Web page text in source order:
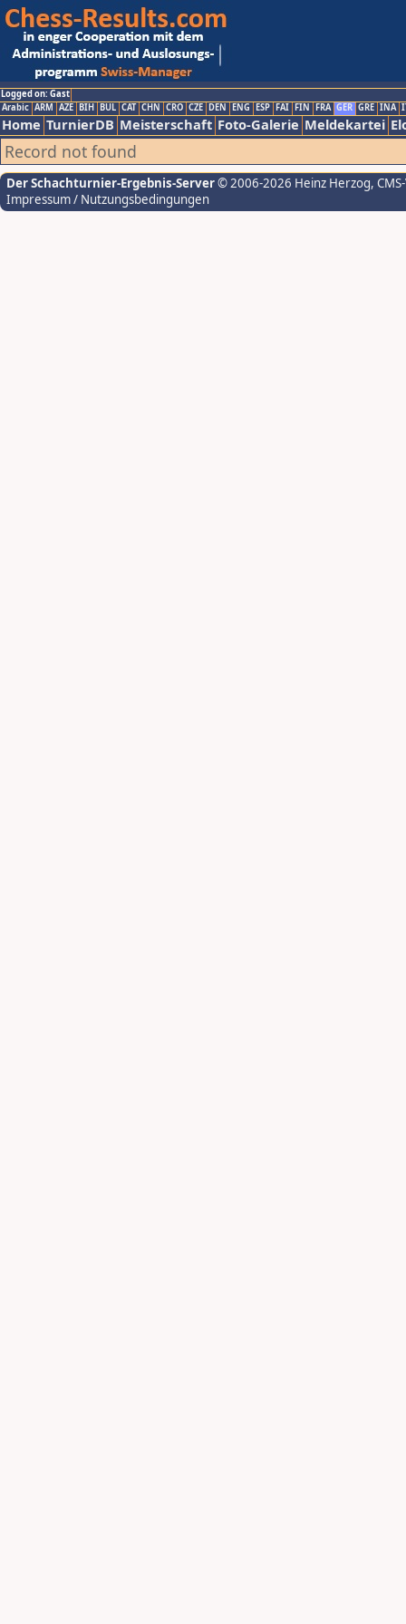
Logged on: Gast
Arabic ARM AZE BIH BUL CAT CHN CRO CZE DEN ENG ESP FAI FIN FRA GER GRE INA
Home TurnierDB Meisterschaft Foto-Galerie Meldekartei
Record not found
Der Schachturnier-Ergebnis-Server© 2006-2026 Heinz Herzog,
Impressum / Nutzungsbedingungen